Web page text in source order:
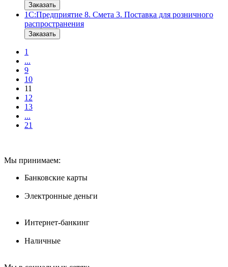
Заказать
1С:Предприятие 8. Смета 3. Поставка для розничного
распространения
Заказать
1
...
9
10
11
12
13
...
21
Мы принимаем:
Банковские карты
Электронные деньги
Интернет-банкинг
Наличные